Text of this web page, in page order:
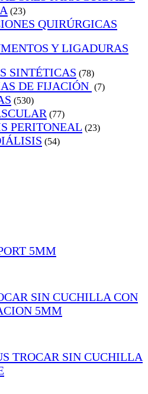
(23)
QUIRÚRGICAS
Y LIGADURAS
SINTÉTICAS (78)
DE FIJACIÓN (7)
(530)
(77)
PERITONEAL (23)
(54)
5MM
SIN CUCHILLA CON
5MM
TROCAR SIN CUCHILLA